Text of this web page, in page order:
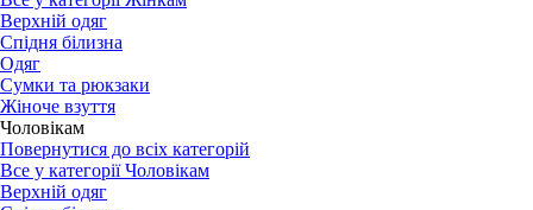
Верхній одяг
Спідня білизна
Одяг
Сумки та рюкзаки
Жіноче взуття
Чоловікам
Повернутися до всіх категорій
Все у категорії Чоловікам
Верхній одяг